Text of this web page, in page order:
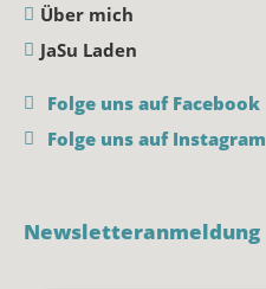
Über mich
JaSu Laden
Folge uns auf Facebook
Folge uns auf Instagram
Newsletteranmeldung